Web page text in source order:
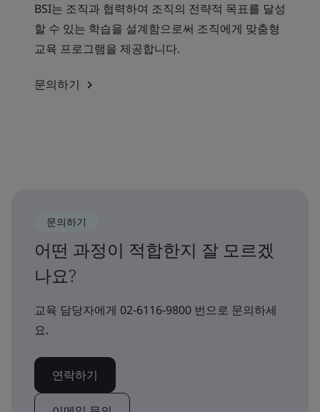
BSI는 조직과 협력하여 조직의 전략적 목표를 달성
할 수 있는 학습을 설계함으로써 조직에게 맞춤형
교육 프로그램을 제공합니다.
문의하기
문의하기
어떤 과정이 적합한지 잘 모르겠
나요?
교육 담당자에게 02-6116-9800 번으로 문의하세
요.
연락하기